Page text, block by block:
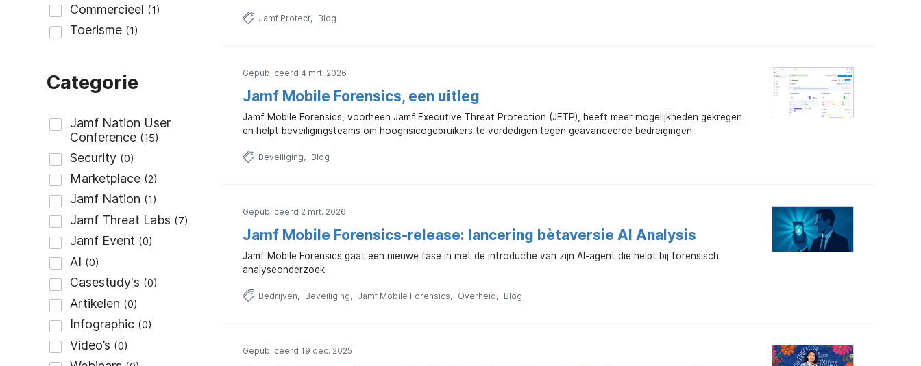
Categorie
Jamf Protect Blog
Gepubliceerd 4 mrt. 2026
Jamf Mobile Forensics, een uitleg
Jamf Mobile Forensics, voorheen Jamf Executive Threat Protection (JETP), heeft meer mogelijkheden gekregen
en helpt beveiligingsteams om hoogrisicogebruikers te verdedigen tegen geavanceerde bedreigingen.
Beveiliging Blog
Gepubliceerd 2 mrt. 2026
Jamf Mobile Forensics-release: lancering bètaversie AI Analysis
Jamf Mobile Forensics gaat een nieuwe fase in met de introductie van zijn AI-agent die helpt bij forensisch
analyseonderzoek.
Bedrijven Beveiliging Jamf Mobile Forensics Overheid Blog
Gepubliceerd 19 dec. 2025